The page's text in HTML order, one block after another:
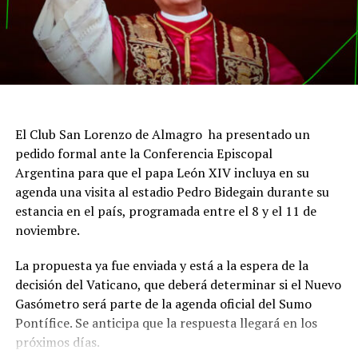
El Club San Lorenzo de Almagro ha presentado un
pedido formal ante la Conferencia Episcopal
Argentina para que el papa León XIV incluya en su
agenda una visita al estadio Pedro Bidegain durante su
estancia en el país, programada entre el 8 y el 11 de
noviembre.
La propuesta ya fue enviada y está a la espera de la
decisión del Vaticano, que deberá determinar si el Nuevo
Gasómetro será parte de la agenda oficial del Sumo
Pontífice. Se anticipa que la respuesta llegará en los
próximos días.